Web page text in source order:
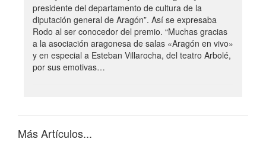
presidente del departamento de cultura de la
diputación general de Aragón”. Así se expresaba
Rodo al ser conocedor del premio. “Muchas gracias
a la asociación aragonesa de salas «Aragón en vivo»
y en especial a Esteban Villarocha, del teatro Arbolé,
por sus emotivas…
Más Artículos...